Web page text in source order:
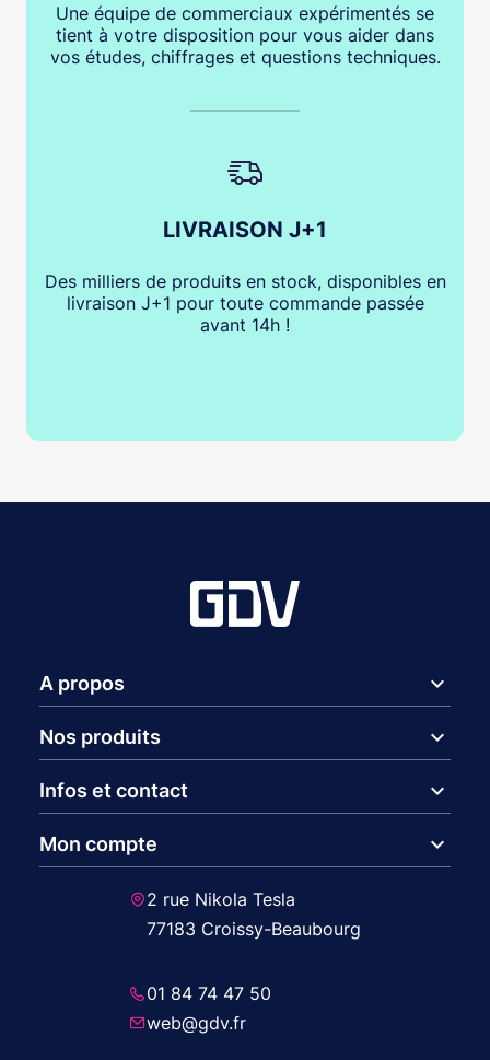
Une équipe de commerciaux expérimentés se
tient à votre disposition pour vous aider dans
vos études, chiffrages et questions techniques.
LIVRAISON J+1
Des milliers de produits en stock, disponibles en
livraison J+1 pour toute commande passée
avant 14h !
A propos expand_more
Nos produits expand_more
Infos et contact expand_more
Mon compte expand_more
2 rue Nikola Tesla
77183 Croissy-Beaubourg
01 84 74 47 50
web@gdv.fr